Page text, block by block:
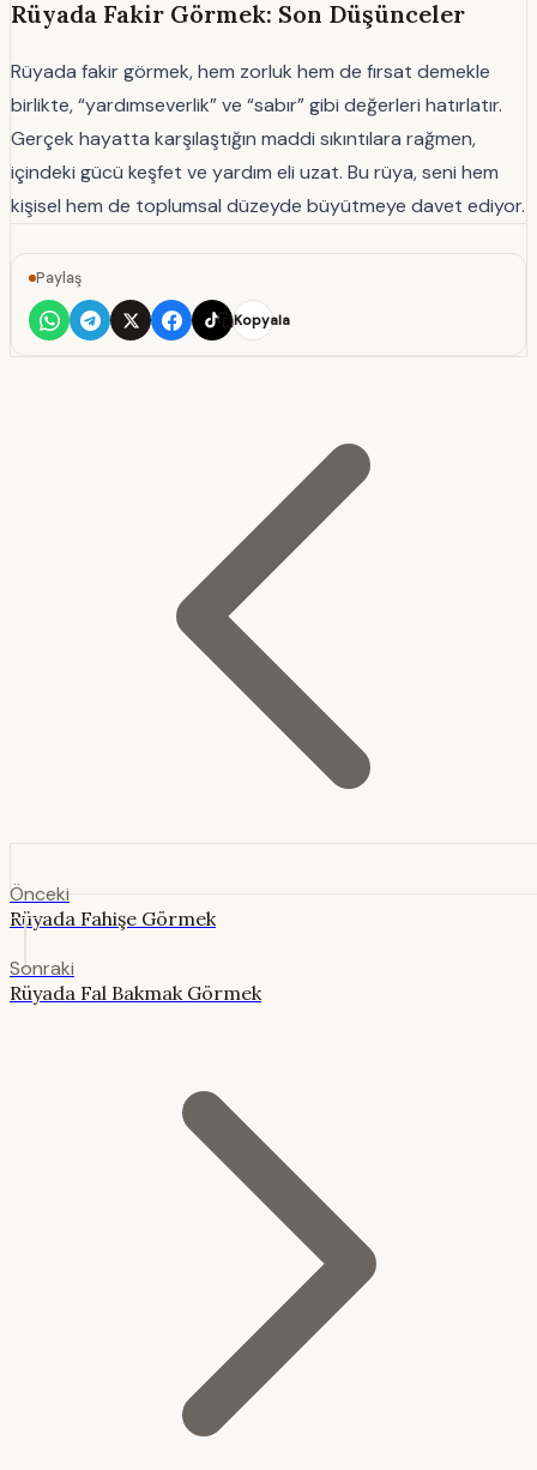
Rüyada Fakir Görmek: Son Düşünceler
Rüyada fakir görmek, hem zorluk hem de fırsat demekle
birlikte, “yardımseverlik” ve “sabır” gibi değerleri hatırlatır.
Gerçek hayatta karşılaştığın maddi sıkıntılara rağmen,
içindeki gücü keşfet ve yardım eli uzat. Bu rüya, seni hem
kişisel hem de toplumsal düzeyde büyütmeye davet ediyor.
Paylaş
Kopyala
Önceki
Rüyada Fahişe Görmek
Sonraki
Rüyada Fal Bakmak Görmek